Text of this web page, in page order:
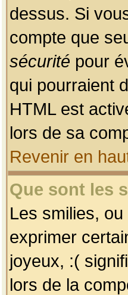
dessus. Si
compte que
sécurité pour
qui pourraient
HTML est
lors de sa
Revenir en
Que sont les
Les smilies,
exprimer
joyeux, :(
lors de la